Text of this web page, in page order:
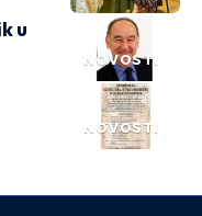
NOVOSTI
u
NOVOSTI